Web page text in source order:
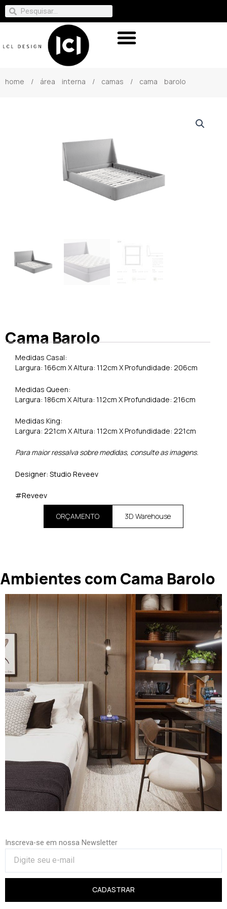
home / área interna / camas / cama barolo
Cama Barolo
Medidas Casal:
Largura: 166cm X Altura: 112cm X Profundidade: 206cm
Medidas Queen:
Largura: 186cm X Altura: 112cm X Profundidade: 216cm
Medidas King:
Largura: 221cm X Altura: 112cm X Profundidade: 221cm
Para maior ressalva sobre medidas, consulte as imagens.
Designer: Studio Reveev
#Reveev
ORÇAMENTO 3D Warehouse
Ambientes com Cama Barolo
Inscreva-se em nossa Newsletter
CADASTRAR